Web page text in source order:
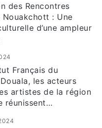
des Rencontres
: Une
d’une ampleur
Français du
les acteurs
artistes de la région
réunissent…